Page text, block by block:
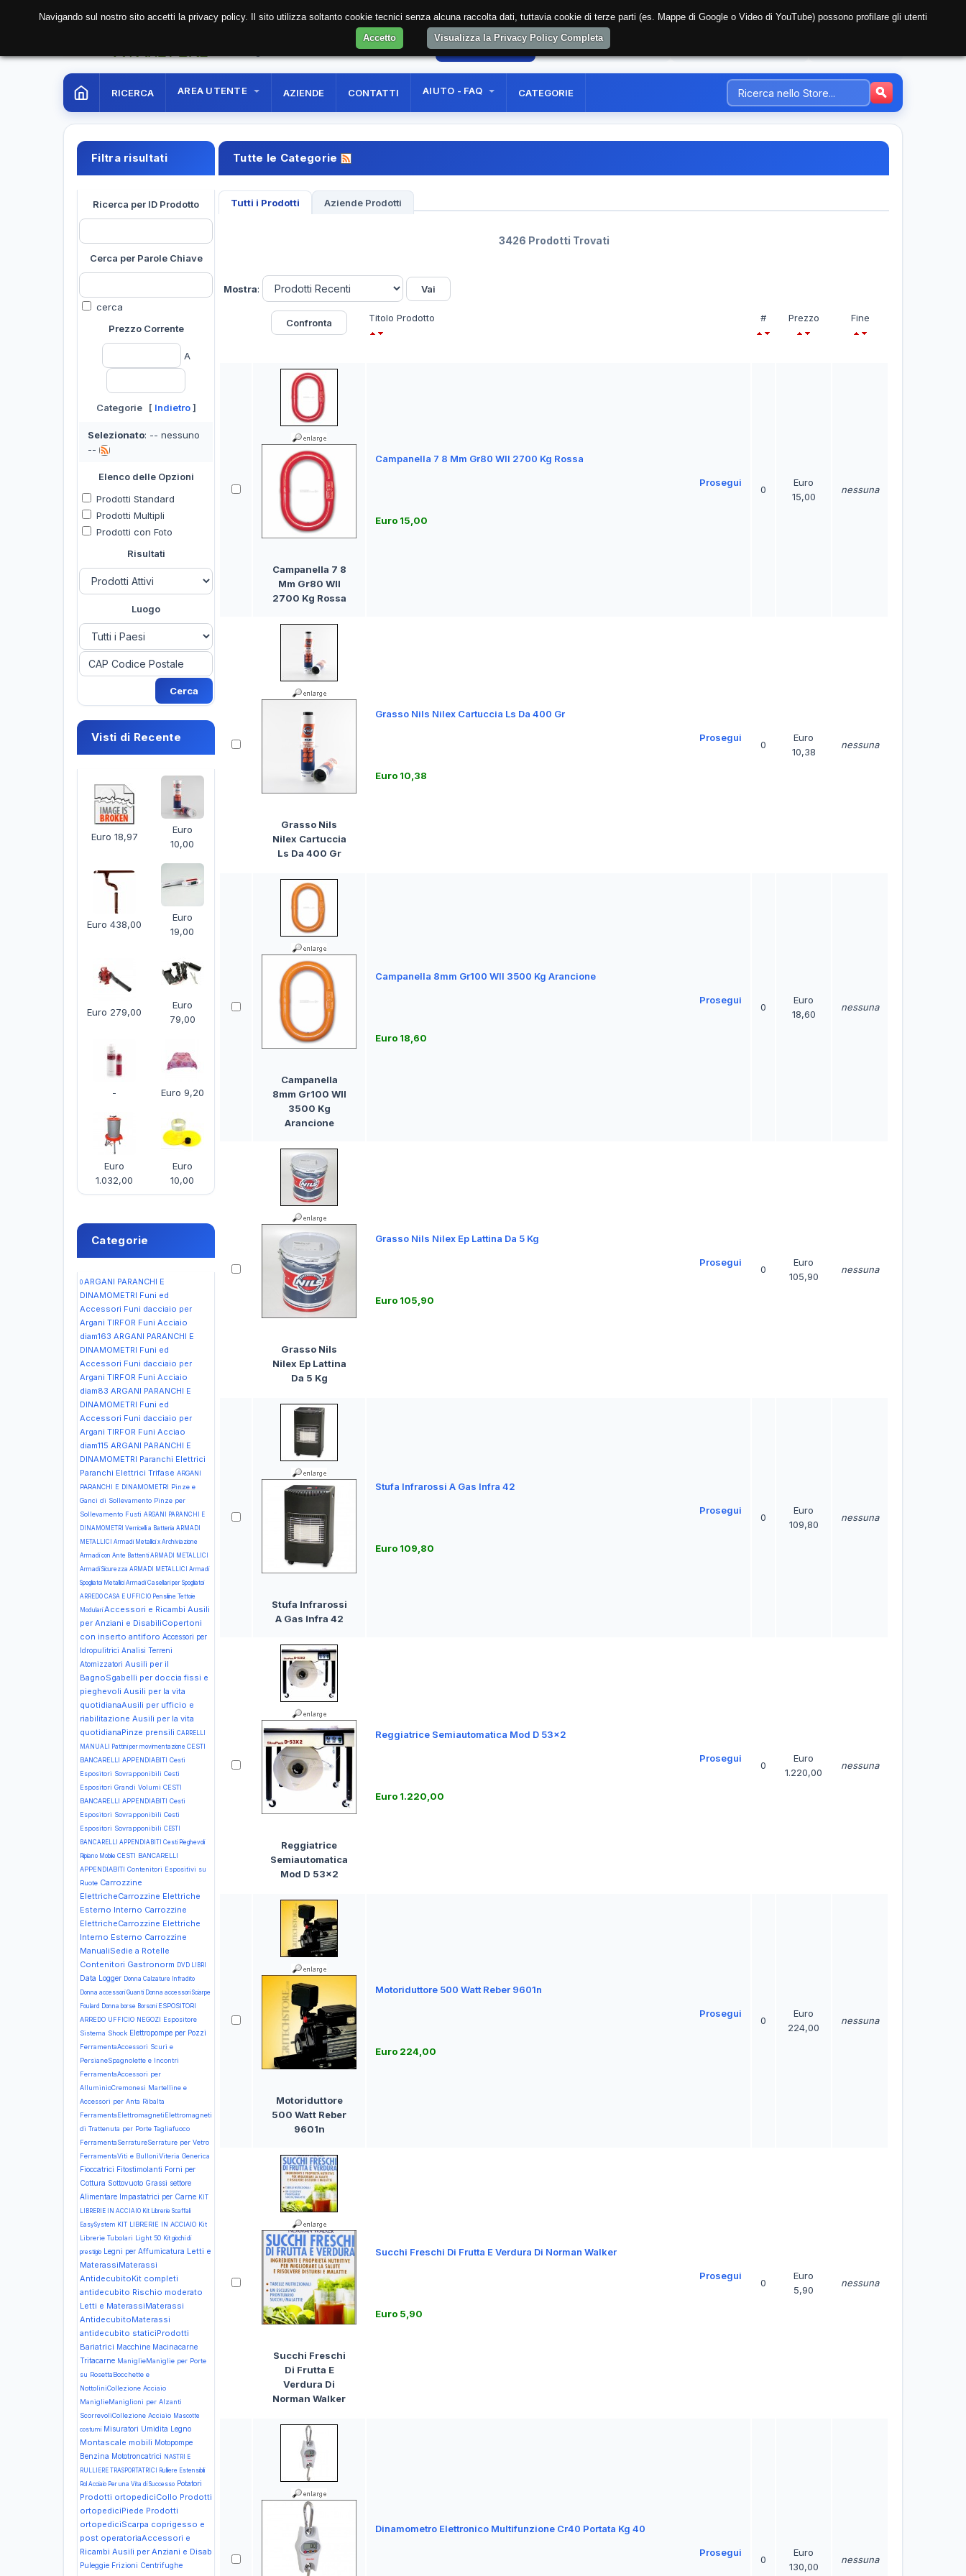
AREA RISERVATA REGISTRAZIONE UTENTE
RICERCA AREA UTENTE AZIENDE CONTATTI AIUTO - FAQ CATEGORIE
Filtra risultati
Ricerca per ID Prodotto
Cerca per Parole Chiave
cerca
Prezzo Corrente
A
Categorie [ Indietro]
Selezionato: -- nessuno
--
Elenco delle Opzioni
Prodotti Standard
Prodotti Multipli
Prodotti con Foto
Risultati
Luogo
Visti di Recente
Euro 18,97
Euro
10,00
Euro 438,00
Euro
19,00
Euro 279,00
Euro
79,00
- Euro 9,20
Euro
1.032,00
Euro
10,00
Categorie
0 ARGANI PARANCHI E
DINAMOMETRI Funi ed
Accessori Funi dacciaio per
Argani TIRFOR Funi Acciaio
diam163 ARGANI PARANCHI E
DINAMOMETRI Funi ed
Accessori Funi dacciaio per
Argani TIRFOR Funi Acciaio
diam83 ARGANI PARANCHI E
DINAMOMETRI Funi ed
Accessori Funi dacciaio per
Argani TIRFOR Funi Acciao
diam115 ARGANI PARANCHI E
DINAMOMETRI Paranchi Elettrici
Paranchi Elettrici Trifase ARGANI
PARANCHI E DINAMOMETRI Pinze e
Ganci di Sollevamento Pinze per
Sollevamento Fusti ARGANI PARANCHI E
DINAMOMETRI Verricelli a Batteria ARMADI
METALLICI Armadi Metallici x Archiviazione
Armadi con Ante BattentiARMADI METALLICI
Armadi Sicurezza ARMADI METALLICI Armadi
Spogliatoi Metallici Armadi Casellari per Spogliatoi
ARREDO CASA E UFFICIO Pensiline Tettoie
ModulariAccessori e Ricambi Ausili
per Anziani e DisabiliCopertoni
con inserto antiforo Accessori per
Idropulitrici Analisi Terreni
Atomizzatori Ausili per il
BagnoSgabelli per doccia fissi e
pieghevoli Ausili per la vita
quotidianaAusili per ufficio e
riabilitazione Ausili per la vita
quotidianaPinze prensili CARRELLI
MANUALI Pattini per movimentazione CESTI
BANCARELLI APPENDIABITI Cesti
Espositori Sovrapponibili Cesti
Espositori Grandi Volumi CESTI
BANCARELLI APPENDIABITI Cesti
Espositori Sovrapponibili Cesti
Espositori Sovrapponibili CESTI
BANCARELLI APPENDIABITI Cesti Pieghevoli
Ripiano Mobile CESTI BANCARELLI
APPENDIABITI Contenitori Espositivi su
Ruote Carrozzine
ElettricheCarrozzine Elettriche
Esterno Interno Carrozzine
ElettricheCarrozzine Elettriche
Interno Esterno Carrozzine
ManualiSedie a Rotelle
Contenitori Gastronorm DVD LIBRI
Data Logger Donna Calzature Infradito
Donna accessori Guanti Donna accessori Sciarpe
Foulard Donna borse Borsoni ESPOSITORI
ARREDO UFFICIO NEGOZI Espositore
Sistema Shock Elettropompe per Pozzi
FerramentaAccessori Scuri e
PersianeSpagnolette e Incontri
FerramentaAccessori per
AlluminioCremonesi Martelline e
Accessori per Anta Ribalta
FerramentaElettromagnetiElettromagneti
di Trattenuta per Porte Tagliafuoco
FerramentaSerratureSerrature per Vetro
FerramentaViti e BulloniViteria Generica
Fioccatrici Fitostimolanti Forni per
Cottura Sottovuoto Grassi settore
Alimentare Impastatrici per Carne KIT
LIBRERIE IN ACCIAIO Kit Librerie Scaffali
EasySystem KIT LIBRERIE IN ACCIAIO Kit
Librerie Tubolari Light 50 Kit giochi di
prestigio Legni per Affumicatura Letti e
MaterassiMaterassi
AntidecubitoKit completi
antidecubito Rischio moderato
Letti e MaterassiMaterassi
AntidecubitoMaterassi
antidecubito staticiProdotti
Bariatrici Macchine Macinacarne
Tritacarne ManiglieManiglie per Porte
su RosettaBocchette e
NottoliniCollezione Acciaio
ManiglieManiglioni per Alzanti
ScorrevoliCollezione Acciaio Mascotte
costumi Misuratori Umidita Legno
Montascale mobili Motopompe
Benzina Mototroncatrici NASTRI E
RULLIERE TRASPORTATRICI Rulliere Estensibili
Rol Acciaio Per una Vita di Successo Potatori
Prodotti ortopediciCollo Prodotti
ortopediciPiede Prodotti
ortopediciScarpa coprigesso e
post operatoriaAccessori e
Ricambi Ausili per Anziani e Disab
Puleggie Frizioni Centrifughe
Tutte le Categorie
Tutti i Prodotti Aziende Prodotti
3426 Prodotti Trovati
Mostra:
Titolo Prodotto # Prezzo Fine
Campanella 7 8
Mm Gr80 Wll
2700 Kg Rossa
Campanella 7 8 Mm Gr80 Wll 2700 Kg Rossa
Prosegui
Euro 15,00
0
Euro
15,00
nessuna
Grasso Nils
Nilex Cartuccia
Ls Da 400 Gr
Grasso Nils Nilex Cartuccia Ls Da 400 Gr
Prosegui
Euro 10,38
0
Euro
10,38
nessuna
Campanella
8mm Gr100 Wll
3500 Kg
Arancione
Campanella 8mm Gr100 Wll 3500 Kg Arancione
Prosegui
Euro 18,60
0
Euro
18,60
nessuna
Grasso Nils
Nilex Ep Lattina
Da 5 Kg
Grasso Nils Nilex Ep Lattina Da 5 Kg
Prosegui
Euro 105,90
0
Euro
105,90
nessuna
Stufa Infrarossi
A Gas Infra 42
Stufa Infrarossi A Gas Infra 42
Prosegui
Euro 109,80
0
Euro
109,80
nessuna
Reggiatrice
Semiautomatica
Mod D 53x2
Reggiatrice Semiautomatica Mod D 53x2
Prosegui
Euro 1.220,00
0
Euro
1.220,00
nessuna
Motoriduttore
500 Watt Reber
9601n
Motoriduttore 500 Watt Reber 9601n
Prosegui
Euro 224,00
0
Euro
224,00
nessuna
Succhi Freschi
Di Frutta E
Verdura Di
Norman Walker
Succhi Freschi Di Frutta E Verdura Di Norman Walker
Prosegui
Euro 5,90
0
Euro
5,90
nessuna
Dinamometro Elettronico Multifunzione Cr40 Portata Kg 40
Prosegui
0
Euro
130,00
nessuna
Navigando sul nostro sito accetti la privacy policy. Il sito utilizza soltanto cookie tecnici senza alcuna raccolta dati, tuttavia cookie di terze parti (es. Mappe di Google o Video di YouTube) possono profilare gli utenti
Accetto
Visualizza la Privacy Policy Completa